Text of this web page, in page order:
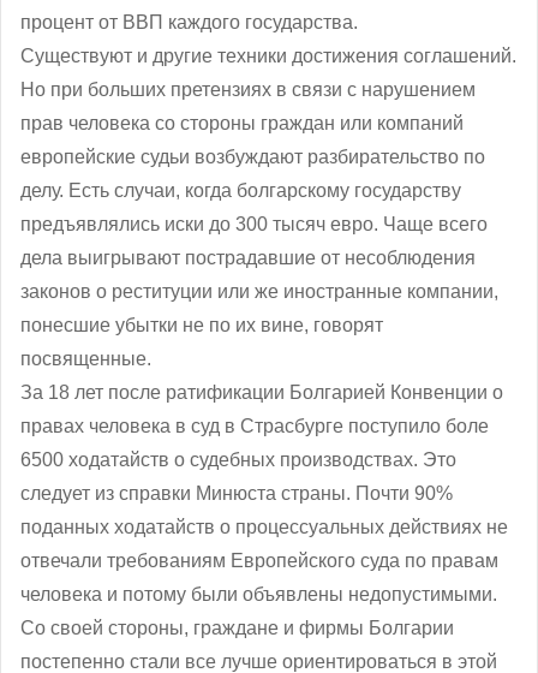
процент от ВВП каждого государства.
Существуют и другие техники достижения соглашений.
Но при больших претензиях в связи с нарушением
прав человека со стороны граждан или компаний
европейские судьи возбуждают разбирательство по
делу. Есть случаи, когда болгарскому государству
предъявлялись иски до 300 тысяч евро. Чаще всего
дела выигрывают пострадавшие от несоблюдения
законов о реституции или же иностранные компании,
понесшие убытки не по их вине, говорят
посвященные.
За 18 лет после ратификации Болгарией Конвенции о
правах человека в суд в Страсбурге поступило боле
6500 ходатайств о судебных производствах. Это
следует из справки Минюста страны. Почти 90%
поданных ходатайств о процессуальных действиях не
отвечали требованиям Европейского суда по правам
человека и потому были объявлены недопустимыми.
Со своей стороны, граждане и фирмы Болгарии
постепенно стали все лучше ориентироваться в этой